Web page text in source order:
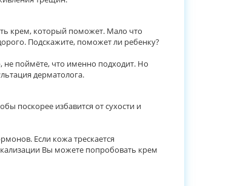
крем, который поможет. Мало что
Подскажите, поможет ли ребенку?
не поймёте, что именно подходит. Но
дерматолога.
поскорее избавится от сухости и
Если кожа трескается
Вы можете попробовать крем